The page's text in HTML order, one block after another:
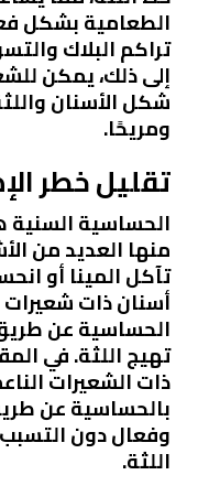
الطعامية بشكل
تراكم البلاك
إلى ذلك، يمكن
شكل الأسنان
ومريحًا.
تقليل خطر
الحساسية
منها العديد من
تآكل المينا أو
أسنان ذات
الحساسية عن
تهيج اللثة. في
ذات الشعيرات
بالحساسية عن
وفعال دون
اللثة.